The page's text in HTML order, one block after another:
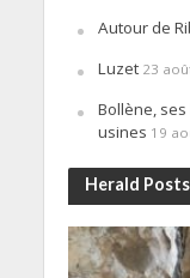
Autour de
Luzet 23
Bollène,
usines 19
Herald